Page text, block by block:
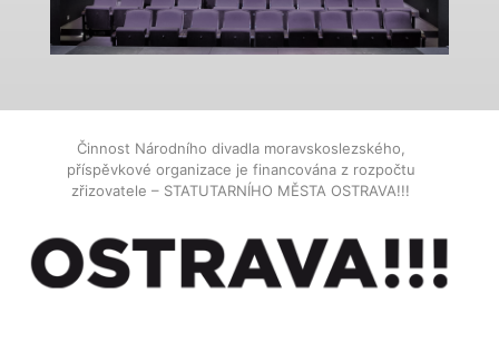
Činnost Národního divadla moravskoslezského,
příspěvkové organizace je financována z rozpočtu
zřizovatele – STATUTARNÍHO MĚSTA OSTRAVA!!!